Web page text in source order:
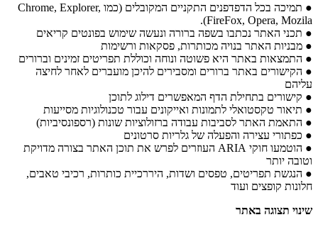
● תמיכה בכל הדפדפנים התקניים המקובלים (כמו Chrome, Explorer,
FireFox, Opera, Mozila).
● תכני האתר נכתבו בשפה ברורה ונעשה שימוש בפונטים קריאים
● מבניות האתר בנויה מכותרות, פסקאות ורשימות
● התמצאות באתר היא פשוטה ונוחה וכוללת תפריטים זמינים וברורים
● הקישורים באתר ברורים ומסבירים להיכן מועברים לאחר לחיצה
עליהם
● קישורים בתחילת הדף המאפשרים דילוג לתוכן
● תיאור טקסטואלי לתמונות ואייקונים עבור טכנולוגיות מסייעות
● התאמת האתר לסביבות עבודה ברזולוציות שונות (רספונסיביות)
● כפתורי עצירה והפעלה של גלריות סרטונים
● הוטמעו חוקי ARIA העוזרים לפרש את תוכן האתר בצורה מדויקת
וטובה יותר
● הנגשת תפריטים, טפסים ושדות, היררכיית כותרות, רכיבי טאבים,
חלונות קופצים ועוד
שינוי תצוגה באתר